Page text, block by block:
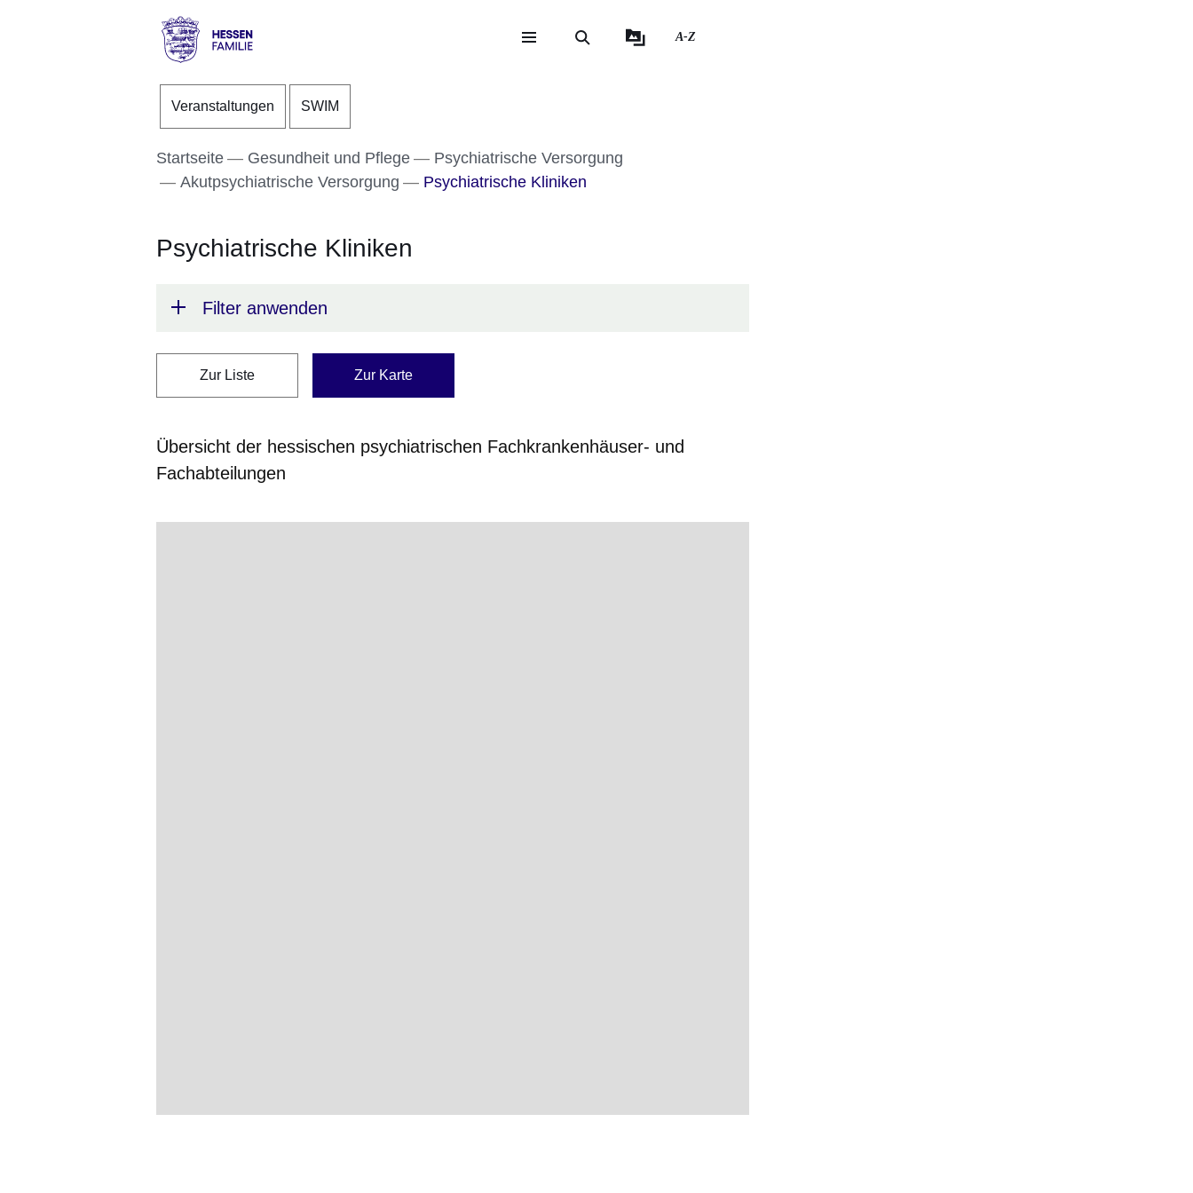
Direkt zum Kopf der Seite
Direkt zum Inhalt
Direkt zum Fuß der Seite
Familie
A-Z
Veranstaltungen SWIM
Startseite Gesundheit und Pflege
Psychiatrische Versorgung
Akutpsychiatrische Versorgung
Psychiatrische Kliniken
Psychiatrische Kliniken
Filter anwenden
Zur Liste Zur Karte
Übersicht der hessischen psychiatrischen Fachkrankenhäuser- und
Fachabteilungen